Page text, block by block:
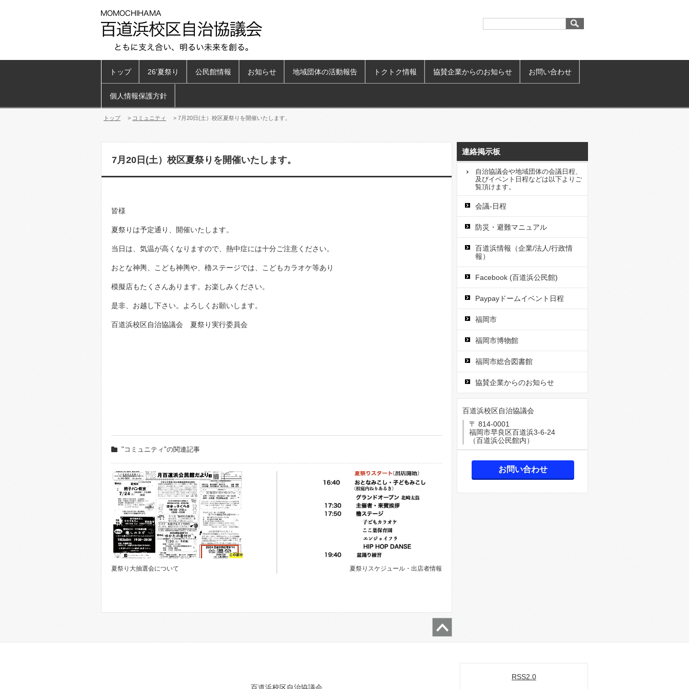
トップ 26’夏祭り 公民館情報 お知らせ 地域団体の活動報告 トクトク情報 協賛企業からのお知らせ お問い合わせ
個人情報保護方針
トップ > コミュニティ > 7月20日(土）校区夏祭りを開催いたします。
7月20日(土）校区夏祭りを開催いたします。
皆様
夏祭りは予定通り、開催いたします。
当日は、気温が高くなりますので、熱中症には十分ご注意ください。
おとな神輿、こども神輿や、櫓ステージでは、こどもカラオケ等あり
模擬店もたくさんあります。お楽しみください。
是非、お越し下さい。よろしくお願いします。
百道浜校区自治協議会 夏祭り実行委員会
"コミュニティ"の関連記事
夏祭り大抽選会について 夏祭りスケジュール・出店者情報
連絡掲示板
自治協議会や地域団体の会議日程、
及びイベント日程などは以下よりご
覧頂けます。
会議-日程
防災・避難マニュアル
百道浜情報（企業/法人/行政情
報）
Facebook (百道浜公民館)
Paypayドームイベント日程
福岡市
福岡市博物館
福岡市総合図書館
協賛企業からのお知らせ
百道浜校区自治協議会
〒 814-0001
福岡市早良区百道浜3-6-24
（百道浜公民館内）
お問い合わせ
百道浜校区自治協議会
RSS2.0